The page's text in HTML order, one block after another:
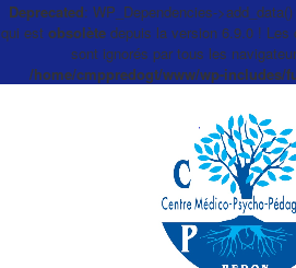
Deprecated: WP_Dependencies-
qui est obsolètedepuis la version 6.9.0 ! Les
sont ignorés par tous les
/home/cmppredogt/www/wp-includes/